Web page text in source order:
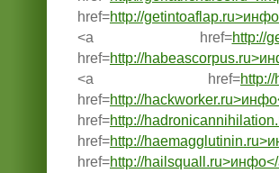
href=http://
<a href=http://
href=http://
<a href=
href=http://
href=http://
href=http://
href=http://